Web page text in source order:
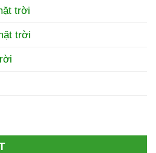
trời
trời